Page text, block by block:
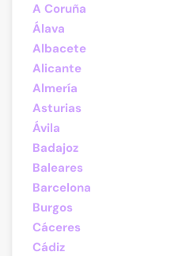
A Coruña
Álava
Albacete
Alicante
Almería
Asturias
Ávila
Badajoz
Baleares
Barcelona
Burgos
Cáceres
Cádiz